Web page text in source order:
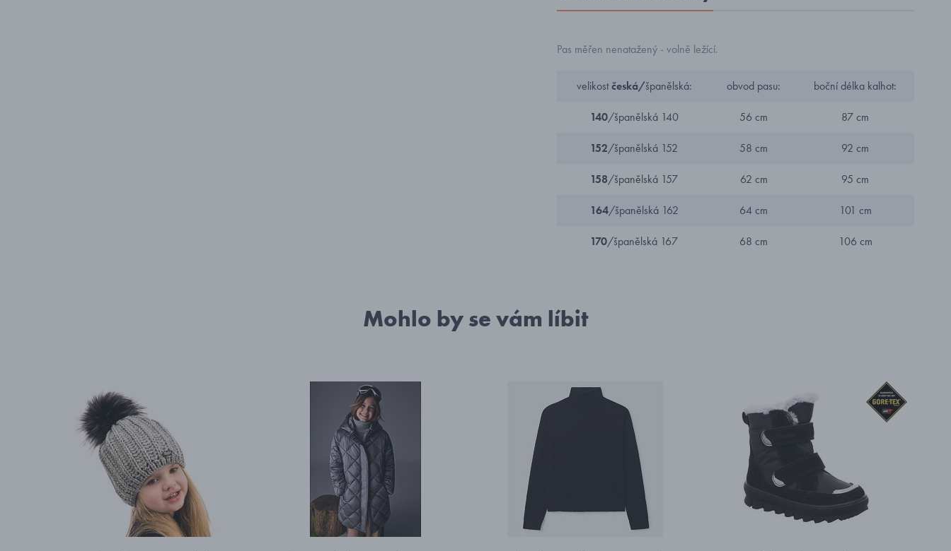
Pas měřen nenatažený - volně ležící.
velikostčeská/španělská: obvod pasu: boční délka kalhot:
140/španělská 140 56 cm 87 cm
152/španělská 152 58 cm 92 cm
158/španělská 157 62 cm 95 cm
164/španělská 162 64 cm 101 cm
170/španělská 167 68 cm 106 cm
Mohlo by se vám líbit